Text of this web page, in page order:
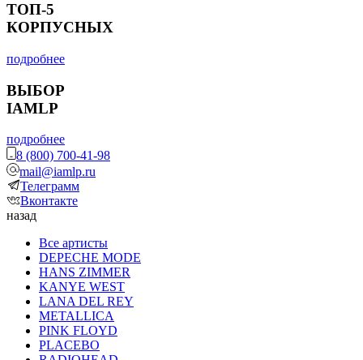
ТОП-5
КОРПУСНЫХ
подробнее
ВЫБОР
IAMLP
подробнее
8 (800) 700-41-98
mail@iamlp.ru
Телеграмм
Вконтакте
назад
Все артисты
DEPECHE MODE
HANS ZIMMER
KANYE WEST
LANA DEL REY
METALLICA
PINK FLOYD
PLACEBO